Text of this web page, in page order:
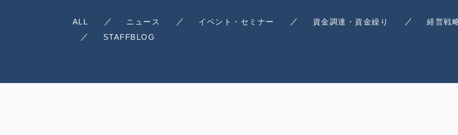
ALL ニュース イベント・セミナー 資金調達・資金繰り
経営戦
STAFFBLOG